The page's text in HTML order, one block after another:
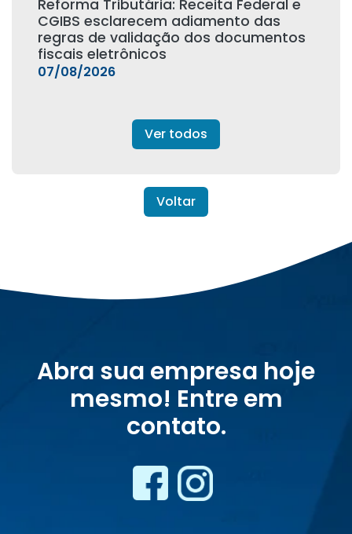
Reforma Tributária: Receita Federal e
CGIBS esclarecem adiamento das
regras de validação dos documentos
fiscais eletrônicos
07/08/2026
Ver todos
Voltar
Abra sua empresa hoje
mesmo! Entre em
contato.